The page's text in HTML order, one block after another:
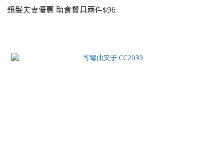
銀髮夫妻優惠 助食餐具兩件$96